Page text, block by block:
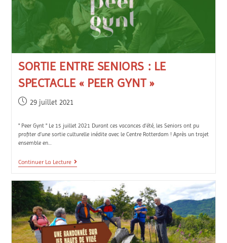
SORTIE ENTRE SENIORS : LE
SPECTACLE « PEER GYNT »
29 juillet 2021
" Peer Gynt " Le 15 juillet 2021 Durant ces vacances d’été, les Seniors ont pu
profiter d’une sortie culturelle inédite avec le Centre Rotterdam ! Après un trajet
ensemble en…
Continuer La Lecture